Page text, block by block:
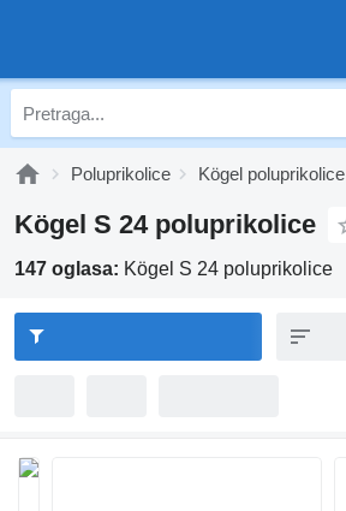
Poluprikolice Kögel poluprikolice
Kögel S 24 poluprikolice
147 oglasa: Kögel S 24 poluprikolice